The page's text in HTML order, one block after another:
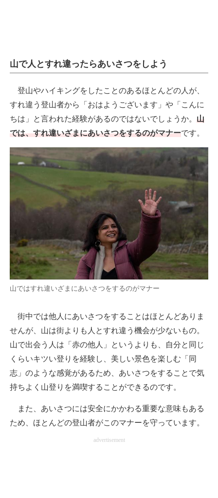
山で人とすれ違ったらあいさつをしよう
登山やハイキングをしたことのあるほとんどの人が、
すれ違う登山者から「おはようございます」や「こんに
ちは」と言われた経験があるのではないでしょうか。 山
では、すれ違いざまにあいさつをするのがマナーです。
山ではすれ違いざまにあいさつをするのがマナー
街中では他人にあいさつをすることはほとんどありま
せんが、山は街よりも人とすれ違う機会が少ないもの。
山で出会う人は「赤の他人」というよりも、自分と同じ
くらいキツい登りを経験し、美しい景色を楽しむ「同
志」のような感覚があるため、あいさつをすることで気
持ちよく山登りを満喫することができるのです。
また、あいさつには安全にかかわる重要な意味もある
ため、ほとんどの登山者がこのマナーを守っています。
advertisement